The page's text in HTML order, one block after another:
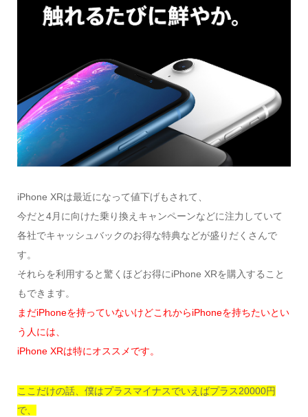
iPhone XRは最近になって値下げもされて、
今だと4月に向けた乗り換えキャンペーンなどに注力していて
各社でキャッシュバックのお得な特典などが盛りだくさんで
す。
それらを利用すると驚くほどお得にiPhone XRを購入すること
もできます。
まだiPhoneを持っていないけどこれからiPhoneを持ちたいとい
う人には、
iPhone XRは特にオススメです。
ここだけの話、僕はプラスマイナスでいえばプラス20000円
で、